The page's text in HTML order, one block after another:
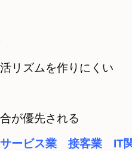
が優先される
ービス業　接客業　IT